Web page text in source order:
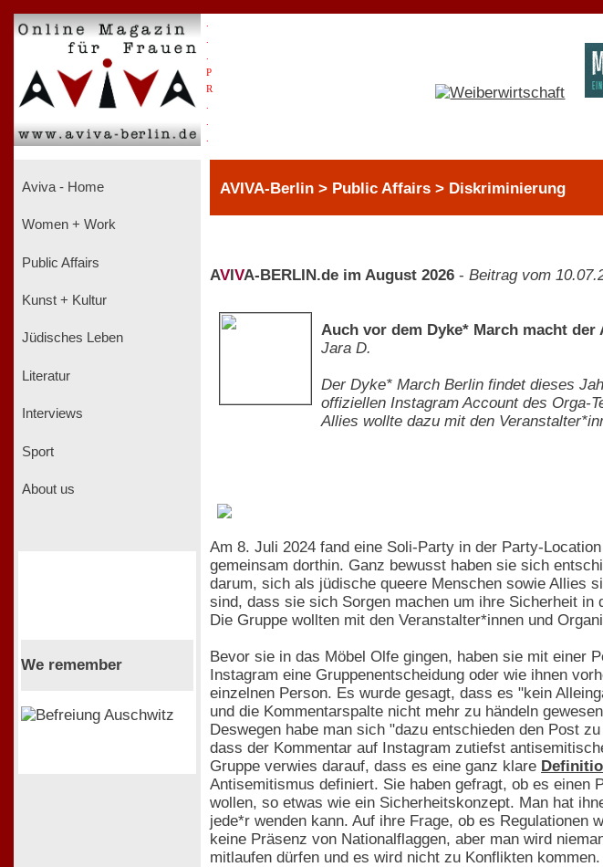
P
R
Aviva - Home
Women + Work
Public Affairs
Kunst + Kultur
Jüdisches Leben
Literatur
Interviews
Sport
About us
We remember
AVIVA-Berlin > Public Affairs > Diskriminierung
AV VA-BERLIN.de im August 2026 - Beitrag vom
Auch vor dem Dyke* March macht
Jara D.
Der Dyke* March Berlin findet dieses
offiziellen Instagram Account des Orga-
Allies wollte dazu mit den
Am 8. Juli 2024 fand eine Soli-Party in der Party-
gemeinsam dorthin. Ganz bewusst haben sie sich
darum, sich als jüdische queere Menschen sowie Allies
sind, dass sie sich Sorgen machen um ihre Sicherheit
Die Gruppe wollten mit den Veranstalter*innen und
Bevor sie in das Möbel Olfe gingen, haben sie mit einer
Instagram eine Gruppenentscheidung oder wie ihnen
einzelnen Person. Es wurde gesagt, dass es "kein
und die Kommentarspalte nicht mehr zu händeln
Deswegen habe man sich "dazu entschieden den Post
dass der Kommentar auf Instagram zutiefst
Gruppe verwies darauf, dass es eine ganz klare
Antisemitismus definiert. Sie haben gefragt, ob es einen
wollen, so etwas wie ein Sicherheitskonzept. Man hat
jede*r wenden kann. Auf ihre Frage, ob es Regulationen
keine Präsenz von Nationalflaggen, aber man wird
mitlaufen dürfen und es wird nicht zu Konflikten kommen.